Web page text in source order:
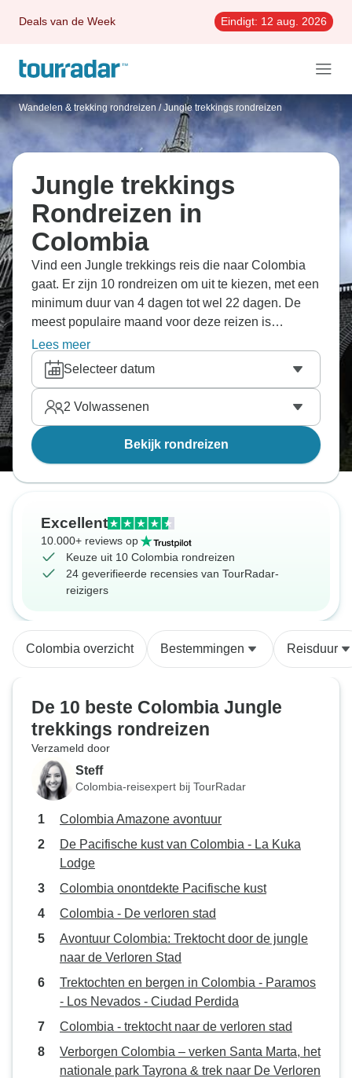
Deals van de Week Eindigt: 12 aug. 2026
Wandelen & trekking rondreizen / Jungle trekkings rondreizen
Jungle trekkings
Rondreizen in
Colombia
Vind een Jungle trekkings reis die naar Colombia
gaat. Er zijn 10 rondreizen om uit te kiezen, met een
minimum duur van 4 dagen tot wel 22 dagen. De
meest populaire maand voor deze reizen is
augustus, dan beginnen de meeste reizen.
Lees meer
Selecteer datum
2 Volwassenen
Bekijk rondreizen
Excellent
10.000+ reviews op
Keuze uit 10 Colombia rondreizen
24 geverifieerde recensies van TourRadar-
reizigers
Colombia overzicht Bestemmingen Reisduur
De 10 beste Colombia Jungle
trekkings rondreizen
Verzameld door
Steff
Colombia-reisexpert bij TourRadar
Colombia Amazone avontuur
De Pacifische kust van Colombia - La Kuka
Lodge
Colombia onontdekte Pacifische kust
Colombia - De verloren stad
Avontuur Colombia: Trektocht door de jungle
naar de Verloren Stad
Trektochten en bergen in Colombia - Paramos
- Los Nevados - Ciudad Perdida
Colombia - trektocht naar de verloren stad
Verborgen Colombia – verken Santa Marta, het
nationale park Tayrona & trek naar De Verloren